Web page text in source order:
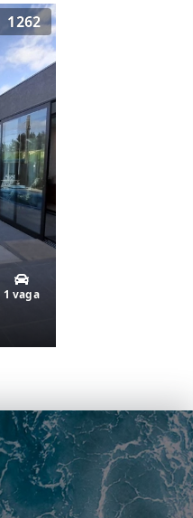
1262
1 vaga